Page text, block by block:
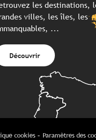
les destinations,
villes, les îles, les
...
Découvrir
cookies Paramètres des